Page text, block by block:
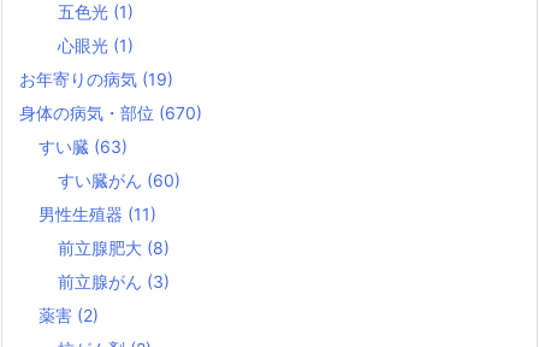
五色光 (1)
心眼光 (1)
お年寄りの病気 (19)
身体の病気・部位 (670)
すい臓 (63)
すい臓がん (60)
男性生殖器 (11)
前立腺肥大 (8)
前立腺がん (3)
薬害 (2)